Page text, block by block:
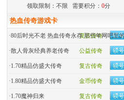
领取限制：不限 需要积分： 0分
热血传奇游戏卡
复古传奇
·80后时光不老 热血传奇永存 那些年网吧里的
公益传奇
·散人骨灰经典养老传奇
复古传奇
·1.70精品仿盛大传奇
金币传奇
·1.80精品仿盛大传奇
复古传奇
·1.70魔神归来